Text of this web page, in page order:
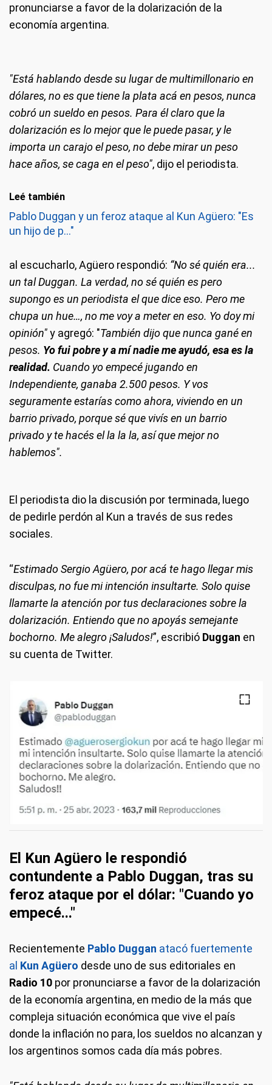
pronunciarse a favor de la dolarización de la
economía argentina.
"Está hablando desde su lugar de multimillonario en
dólares, no es que tiene la plata acá en pesos, nunca
cobró un sueldo en pesos. Para él claro que la
dolarización es lo mejor que le puede pasar, y le
importa un carajo el peso, no debe mirar un peso
hace años, se caga en el peso", dijo el periodista.
Leé también
Pablo Duggan y un feroz ataque al Kun Agüero: "Es
un hijo de p..."
al escucharlo, Agüero respondió: “No sé quién era...
un tal Duggan. La verdad, no sé quién es pero
supongo es un periodista el que dice eso. Pero me
chupa un hue…, no me voy a meter en eso. Yo doy mi
opinión"y agregó: "También dijo que nunca gané en
pesos. Yo fui pobre y a mí nadie me ayudó, esa es la
realidad. Cuando yo empecé jugando en
Independiente, ganaba 2.500 pesos. Y vos
seguramente estarías como ahora, viviendo en un
barrio privado, porque sé que vivís en un barrio
privado y te hacés el la la la, así que mejor no
hablemos".
El periodista dio la discusión por terminada, luego
de pedirle perdón al Kun a través de sus redes
sociales.
“Estimado Sergio Agüero, por acá te hago llegar mis
disculpas, no fue mi intención insultarte. Solo quise
llamarte la atención por tus declaraciones sobre la
dolarización. Entiendo que no apoyás semejante
bochorno. Me alegro ¡Saludos!”, escribió Duggan en
su cuenta de Twitter.
El Kun Agüero le respondió
contundente a Pablo Duggan, tras su
feroz ataque por el dólar: "Cuando yo
empecé..."
Recientemente Pablo Duggan atacó fuertemente
al Kun Agüero desde uno de sus editoriales en
Radio 10 por pronunciarse a favor de la dolarización
de la economía argentina, en medio de la más que
compleja situación económica que vive el país
donde la inflación no para, los sueldos no alcanzan y
los argentinos somos cada día más pobres.